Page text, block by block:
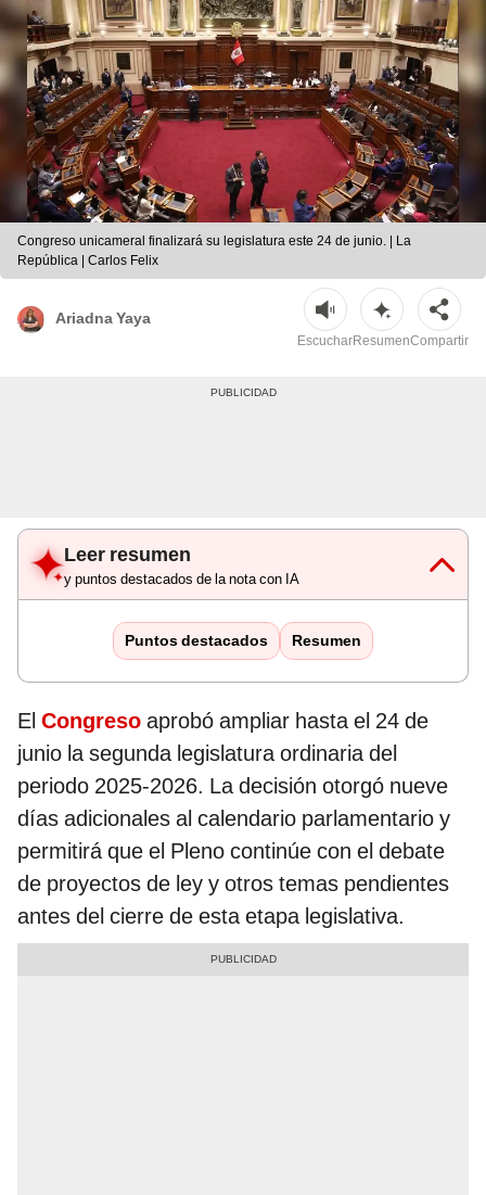
Congreso unicameral finalizará su legislatura este 24 de junio. | La
República | Carlos Felix
Ariadna Yaya
EscucharResumenCompartir
Leer resumen
y puntos destacados de la nota con IA
Puntos destacados Resumen
El Congreso aprobó ampliar hasta el 24 de
junio la segunda legislatura ordinaria del
periodo 2025-2026. La decisión otorgó nueve
días adicionales al calendario parlamentario y
permitirá que el Pleno continúe con el debate
de proyectos de ley y otros temas pendientes
antes del cierre de esta etapa legislativa.